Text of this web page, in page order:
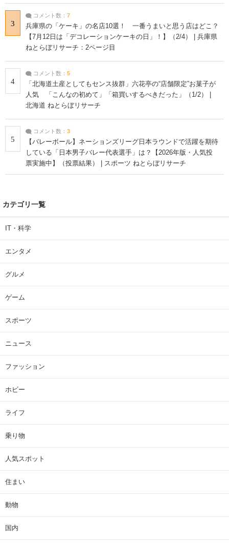
3
コメント数： 7
兵庫県の「ケーキ」の名店10選！ 一番うまいと思う店はどこ？
【7月12日は「デコレーションケーキの日」！】（2/4） | 兵庫県
ねとらぼリサーチ：2ページ目
4
コメント数： 5
「北海道土産としてもセンス抜群」六花亭の“店舗限定”お菓子が
人気 「こんなの初めて」「箱買いするべきだった」（1/2） |
北海道 ねとらぼリサーチ
5
コメント数： 3
【バレーボール】ネーションズリーグ日本ラウンドで活躍を期待
している「日本男子バレー代表選手」は？【2026年版・人気投
票実施中】（投票結果） | スポーツ ねとらぼリサーチ
カテゴリ一覧
IT・科学
エンタメ
グルメ
ゲーム
スポーツ
ニュース
ファッション
ホビー
ライフ
乗り物
人気スポット
住まい
動物
国内